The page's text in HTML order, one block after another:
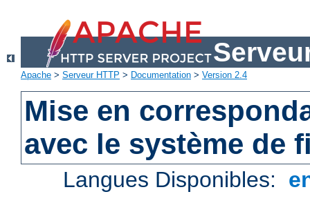
Apache > Serveur HTTP > Documentation > Version 2.4
Mise en
avec le système de
Langues Disponibles: